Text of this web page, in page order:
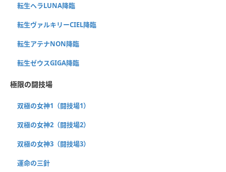
転生ヘラLUNA降臨
転生ヴァルキリーCIEL降臨
転生アテナNON降臨
転生ゼウスGIGA降臨
極限の闘技場
双極の女神1（闘技場1）
双極の女神2（闘技場2）
双極の女神3（闘技場3）
運命の三針